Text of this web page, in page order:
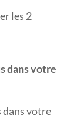
les 2
dans votre
dans votre